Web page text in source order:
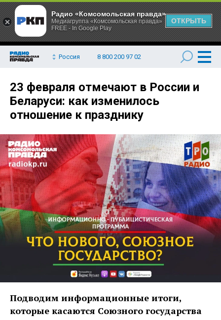
Россия 8 800 200 97 02
23 февраля отмечают в России и
Беларуси: как изменилось
отношение к празднику
Подводим информационные итоги,
которые касаются Союзного государства
Радио «Комсомольская правда»
Медиагруппа «Комсомольская правда»
FREE - In Google Play
ОТКРЫТЬ